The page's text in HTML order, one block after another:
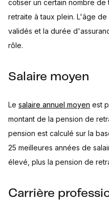
cotiser un certain nombre de
retraite à taux plein. L'âge
validés et la durée
rôle.
Salaire moyen
Le salaire annuel moyen est
montant de la pension de
pension est calculé sur la
25 meilleures années de
élevé, plus la pension de
Carrière